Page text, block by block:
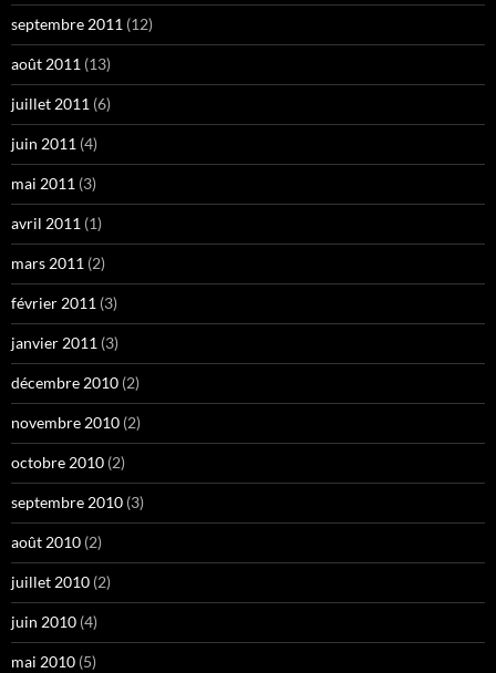
septembre 2011 (12)
août 2011 (13)
juillet 2011 (6)
juin 2011 (4)
mai 2011 (3)
avril 2011 (1)
mars 2011 (2)
février 2011 (3)
janvier 2011 (3)
décembre 2010 (2)
novembre 2010 (2)
octobre 2010 (2)
septembre 2010 (3)
août 2010 (2)
juillet 2010 (2)
juin 2010 (4)
mai 2010 (5)